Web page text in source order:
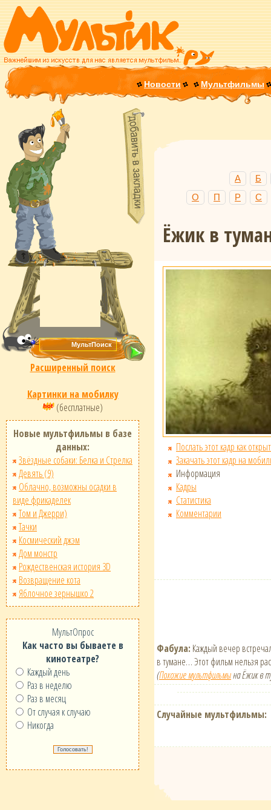
Новости Мультфильмы
Расширенный поиск
Картинки на мобилку
(бесплатные)
Новые мультфильмы в базе
данных:
Звёздные собаки: Белка и Стрелка
Девять (9)
Облачно, возможны осадки в
виде фрикаделек
Том и Джерри)
Тачки
Космический джэм
Дом монстр
Рождественская история 3D
Возвращение кота
Яблочное зернышко 2
МультОпрос
Как часто вы бываете в
кинотеатре?
Каждый день
Раз в неделю
Раз в месяц
От случая к случаю
Никогда
А
Б
О
П Р С
Ёжик в
Послать этот кадр как
Закачать этот кадр на
Информация
Кадры
Статистика
Комментарии
Фабула: Каждый вечер
в тумане… Этот фильм нельзя
(Похожие мультфильмына Ёжик в
Случайные мультфильмы: